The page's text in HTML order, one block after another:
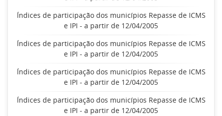
Índices de participação dos municípios Repasse de ICMS
e IPI - a partir de 12/04/2005
Índices de participação dos municípios Repasse de ICMS
e IPI - a partir de 12/04/2005
Índices de participação dos municípios Repasse de ICMS
e IPI - a partir de 12/04/2005
Índices de participação dos municípios Repasse de ICMS
e IPI - a partir de 12/04/2005